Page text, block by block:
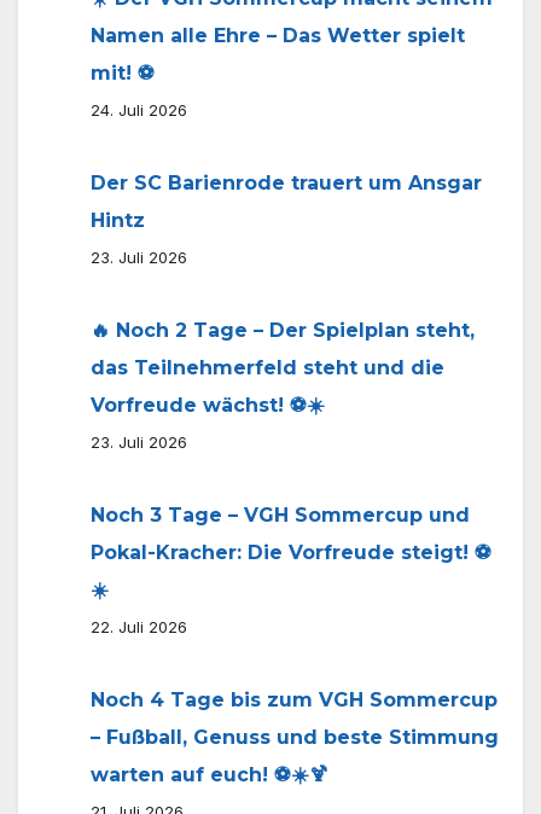
Namen alle Ehre – Das Wetter spielt
mit! ⚽
24. Juli 2026
Der SC Barienrode trauert um Ansgar
Hintz
23. Juli 2026
🔥 Noch 2 Tage – Der Spielplan steht,
das Teilnehmerfeld steht und die
Vorfreude wächst! ⚽☀️
23. Juli 2026
Noch 3 Tage – VGH Sommercup und
Pokal-Kracher: Die Vorfreude steigt! ⚽
☀️
22. Juli 2026
Noch 4 Tage bis zum VGH Sommercup
– Fußball, Genuss und beste Stimmung
warten auf euch! ⚽☀️🍹